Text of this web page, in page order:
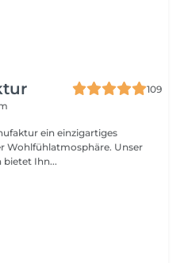
109
ein einzigartiges
Wohlfühlatmosphäre. Unser
bietet Ihn...